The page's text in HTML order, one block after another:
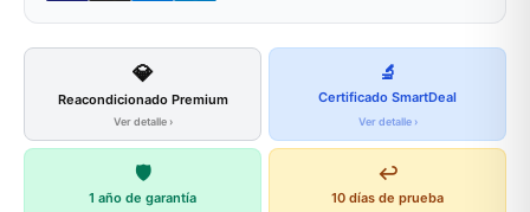
💎
Reacondicionado Premium
Ver detalle ›
🔬
Certificado SmartDeal
Ver detalle ›
🛡️
1 año de garantía
↩️
10 días de prueba